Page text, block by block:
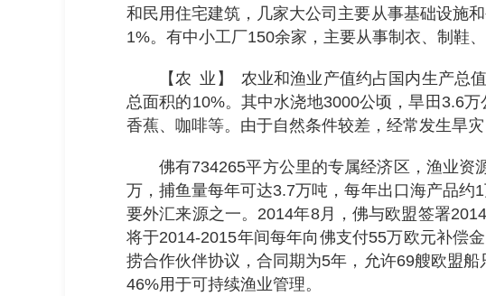
和民用住宅建筑，几家大公司主要从事基础设施
1%。有中小工厂150余家，主要从事制衣、制鞋
【农 业】 农业和渔业产值约占国内生产总
总面积的10%。其中水浇地3000公顷，旱田3.6
香蕉、咖啡等。由于自然条件较差，经常发生旱
佛有734265平方公里的专属经济区，渔业
万，捕鱼量每年可达3.7万吨，每年出口海产品约
要外汇来源之一。2014年8月，佛与欧盟签署
将于2014-2015年间每年向佛支付55万欧元补偿
捞合作伙伴协议，合同期为5年，允许69艘欧盟
46%用于可持续渔业管理。